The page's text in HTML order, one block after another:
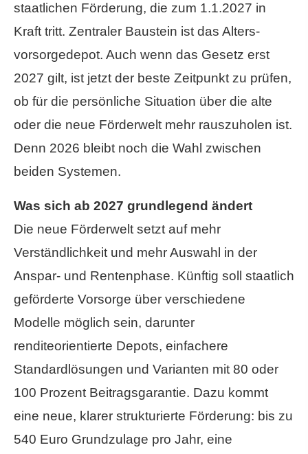
staatlichen Förderung, die zum 1.1.2027 in
Kraft tritt. Zentraler Baustein ist das Alters­
vorsorgedepot. Auch wenn das Gesetz erst
2027 gilt, ist jetzt der beste Zeitpunkt zu prüfen,
ob für die persönliche Situation über die alte
oder die neue Förderwelt mehr rauszuholen ist.
Denn 2026 bleibt noch die Wahl zwischen
beiden Systemen.
Was sich ab 2027 grundlegend ändert
Die neue Förderwelt setzt auf mehr
Verständlichkeit und mehr Auswahl in der
Anspar- und Rentenphase. Künftig soll staatlich
geförderte Vorsorge über verschiedene
Modelle möglich sein, darunter
renditeorientierte Depots, einfachere
Standardlösungen und Varianten mit 80 oder
100 Prozent Beitragsgarantie. Dazu kommt
eine neue, klarer strukturierte Förderung: bis zu
540 Euro Grundzulage pro Jahr, eine